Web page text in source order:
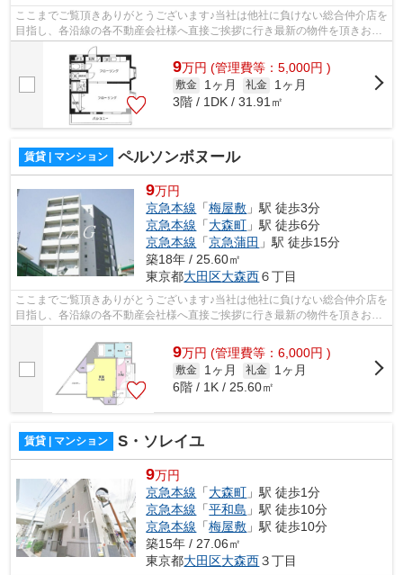
ここまでご覧頂きありがとうございます♪当社は他社に負けない総合仲介店を
目指し、各沿線の各不動産会社様へ直接ご挨拶に行き最新の物件を頂きお客
様へ提供しております！最新の情報は...
9万円 (管理費等：5,000円 )
敷金 1ヶ月 礼金
1ヶ月
3階 / 1DK / 31.91㎡
賃貸 | マンション ペルソンボヌール
9万円
京急本線 「梅屋敷 」駅 徒歩3分
京急本線 「大森町 」駅 徒歩6分
京急本線 「京急蒲田 」駅 徒歩15分
築18年 / 25.60㎡
東京都大田区大森西６丁目
ここまでご覧頂きありがとうございます♪当社は他社に負けない総合仲介店を
目指し、各沿線の各不動産会社様へ直接ご挨拶に行き最新の物件を頂きお客
9万円 (管理費等：6,000円 )
敷金 1ヶ月 礼金
1ヶ月
6階 / 1K / 25.60㎡
賃貸 | マンション S・ソレイユ
9万円
京急本線 「大森町 」駅 徒歩1分
京急本線 「平和島 」駅 徒歩10分
京急本線 「梅屋敷 」駅 徒歩10分
築15年 / 27.06㎡
東京都大田区大森西３丁目